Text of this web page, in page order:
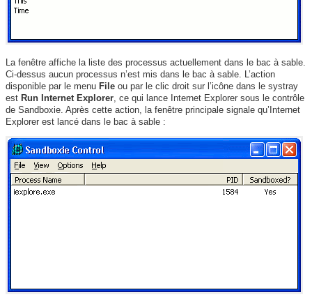
La fenêtre affiche la liste des processus actuellement dans le bac à sable.
Ci-dessus aucun processus n’est mis dans le bac à sable. L’action
disponible par le menu Fileou par le clic droit sur l’icône dans le systray
est Run Internet Explorer, ce qui lance Internet Explorer sous le contrôle
de Sandboxie. Après cette action, la fenêtre principale signale qu’Internet
Explorer est lancé dans le bac à sable :